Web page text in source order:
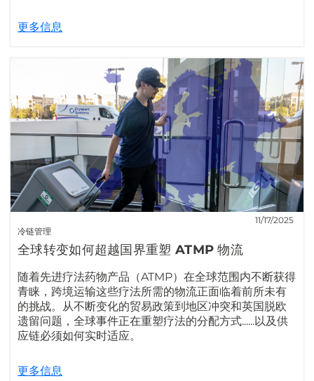
更多信息
冷链管理
11/17/2025
全球转变如何超越国界重塑 ATMP 物流
随着先进疗法药物产品（ATMP）在全球范围内不断获得
青睐，跨境运输这些疗法所需的物流正面临着前所未有
的挑战。从不断变化的贸易政策到地区冲突和英国脱欧
遗留问题，全球事件正在重塑疗法的分配方式......以及供
应链必须如何实时适应。
更多信息